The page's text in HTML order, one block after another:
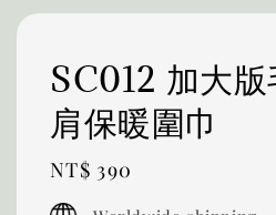
SC012 加大
肩保暖圍巾
Regular
price
NT$ 390